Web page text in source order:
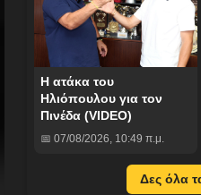
Η ατάκα του
Ηλιόπουλου για τον
Πινέδα (VIDEO)
📅 07/08/2026, 10:49 π.μ.
Δες όλα